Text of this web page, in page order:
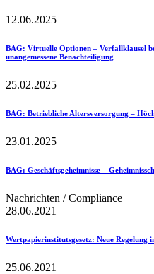
12.06.2025
BAG: Virtuelle Optionen – Verfallklausel
unangemessene Benachteiligung
25.02.2025
BAG: Betriebliche Altersversorgung –
23.01.2025
BAG: Geschäftsgeheimnisse –
Nachrichten / Compliance
28.06.2021
Wertpapierinstitutsgesetz: Neue Regelung
25.06.2021